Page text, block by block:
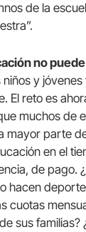
de la
no
niños y
El reto es
muchos de
mayor parte
en el
de pago.
hacen
cuotas
sus familias?